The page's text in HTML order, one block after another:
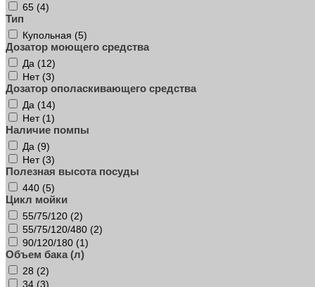
65 (4)
Тип
Купольная (5)
Дозатор моющего средства
Да (12)
Нет (3)
Дозатор ополаскивающего средства
Да (14)
Нет (1)
Наличие помпы
Да (9)
Нет (3)
Полезная высота посуды
440 (5)
Цикл мойки
55/75/120 (2)
55/75/120/480 (2)
90/120/180 (1)
Объем бака (л)
28 (2)
34 (3)